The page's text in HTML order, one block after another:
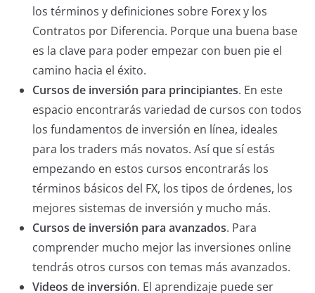
los términos y definiciones sobre Forex y los
Contratos por Diferencia. Porque una buena base
es la clave para poder empezar con buen pie el
camino hacia el éxito.
Cursos de inversión para principiantes. En este
espacio encontrarás variedad de cursos con todos
los fundamentos de inversión en línea, ideales
para los traders más novatos. Así que sí estás
empezando en estos cursos encontrarás los
términos básicos del FX, los tipos de órdenes, los
mejores sistemas de inversión y mucho más.
Cursos de inversión para avanzados. Para
comprender mucho mejor las inversiones online
tendrás otros cursos con temas más avanzados.
Videos de inversión. El aprendizaje puede ser